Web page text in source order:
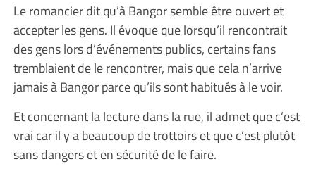
Le romancier dit qu’à Bangor semble être ouvert et
accepter les gens. Il évoque que lorsqu’il rencontrait
des gens lors d’événements publics, certains fans
tremblaient de le rencontrer, mais que cela n’arrive
jamais à Bangor parce qu’ils sont habitués à le voir.
Et concernant la lecture dans la rue, il admet que c’est
vrai car il y a beaucoup de trottoirs et que c’est plutôt
sans dangers et en sécurité de le faire.